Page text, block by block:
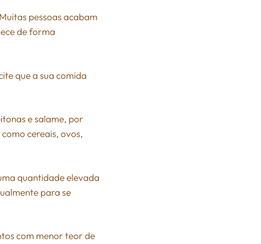
pessoas acabam
de forma
que a sua comida
e salame, por
cereais, ovos,
quantidade elevada
para se
com menor teor de